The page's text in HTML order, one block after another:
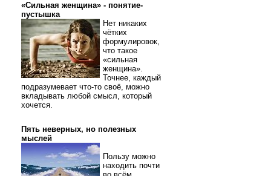
«Сильная женщина» - понятие-
пустышка
Нет никаких
чётких
формулировок,
что такое
«сильная
женщина».
Точнее, каждый
подразумевает что-то своё, можно
вкладывать любой смысл, который
хочется.
Пять неверных, но полезных
мыслей
Пользу можно
находить почти